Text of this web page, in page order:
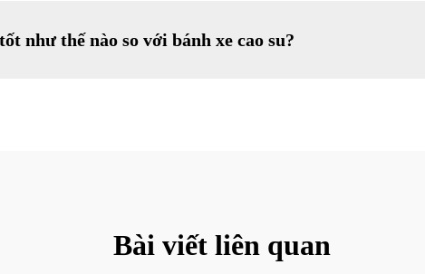
như thế nào so với bánh xe cao su?
Bài viết liên quan